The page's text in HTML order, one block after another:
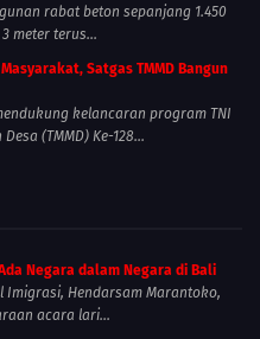
rabat beton sepanjang 1.450
meter terus...
Satgas TMMD Bangun
kelancaran program TNI
(TMMD) Ke-128...
Negara dalam Negara di Bali
Imigrasi, Hendarsam Marantoko,
acara lari...